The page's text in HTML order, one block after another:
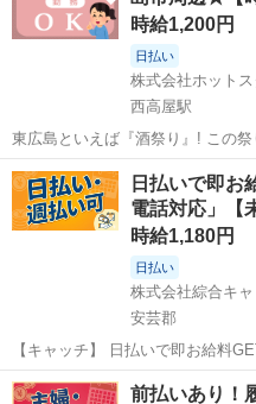
時給1,200円
日払い
株式会社ホット
西高屋駅
東広島といえば『酒祭り』! この
を募集します♪ 勤務日数は週3日
働けますよ◎ ◆◆◆◆◆◆◆◆◆◆◆◆◆◆◆ ★仕事内容★
◆◆◆◆◆◆◆◆◆◆◆◆◆...
広島 西高屋駅 一般事務
日払いで即お
電話対応」【
時給1,180円
日払い
株式会社綜合キ
安芸郡
【キャッチ】 日払いで即お給料
できる!】1H程度/日の残業でちょ
円！ 【コメント】 ＼大手人材派遣会社で働きませんか♪／ 「新しい職
広島 安芸郡 一般事務
前払いあり！